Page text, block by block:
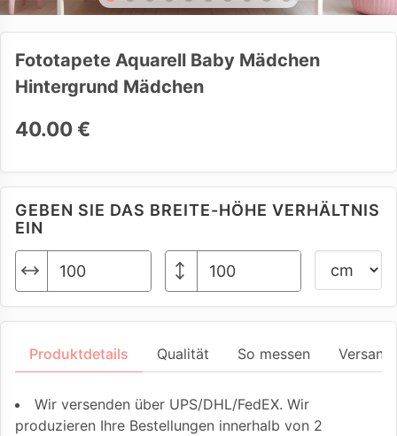
Fototapete Aquarell Baby Mädchen
Hintergrund Mädchen
40.00 €
GEBEN SIE DAS BREITE-HÖHE VERHÄLTNIS
EIN
Produktdetails Qualität So messen
Wir versenden über UPS/DHL/FedEX. Wir
produzieren Ihre Bestellungen innerhalb von 2